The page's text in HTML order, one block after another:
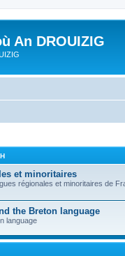
An DROUIZIG
et minoritaires
régionales et minoritaires de
the Breton language
language